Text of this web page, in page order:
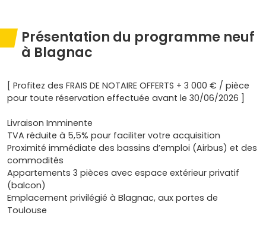
Présentation du programme neuf
à Blagnac
[ Profitez des FRAIS DE NOTAIRE OFFERTS + 3 000 € / pièce
pour toute réservation effectuée avant le 30/06/2026 ]
Livraison Imminente
TVA réduite à 5,5% pour faciliter votre acquisition
Proximité immédiate des bassins d’emploi (Airbus) et des
commodités
Appartements 3 pièces avec espace extérieur privatif
(balcon)
Emplacement privilégié à Blagnac, aux portes de
Toulouse